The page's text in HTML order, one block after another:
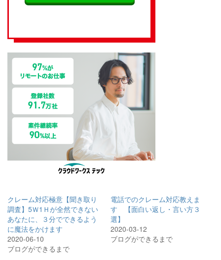
クレーム対応極意【聞き取り
調査】5Ｗ1Ｈが全然できない
あなたに、３分でできるよう
に魔法をかけます
2020-06-10
ブログができるまで
電話でのクレーム対応教えま
す 【面白い返し・言い方３
選】
2020-03-12
ブログができるまで